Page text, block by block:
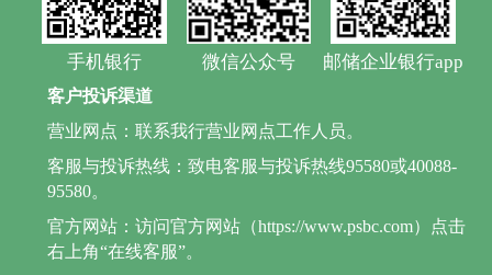
手机银行 微信公众号 邮储企业银行app
客户投诉渠道
营业网点：联系我行营业网点工作人员。
客服与投诉热线：致电客服与投诉热线95580或40088-
95580。
官方网站：访问官方网站（https://www.psbc.com）点击
右上角“在线客服”。